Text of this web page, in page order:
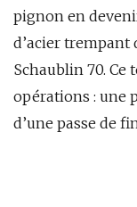
pignon en
d’acier trempant
Schaublin 70.
opérations : une
d’une passe de